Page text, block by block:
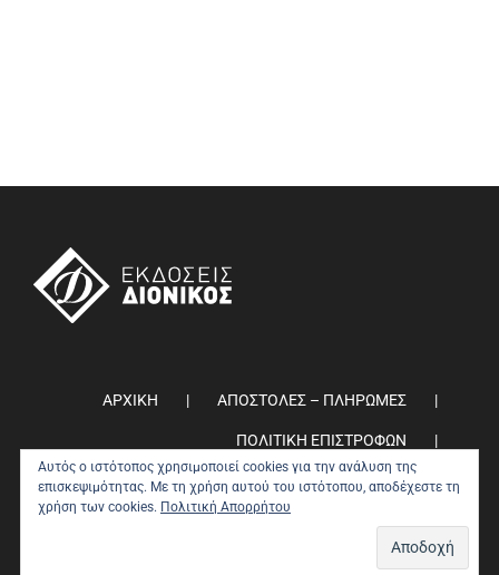
ΑΡΧΙΚΗ ΑΠΟΣΤΟΛΕΣ – ΠΛΗΡΩΜΕΣ
ΠΟΛΙΤΙΚΗ ΕΠΙΣΤΡΟΦΩΝ
ΠΟΛΙΤΙΚΗ ΑΠΟΡΡΗΤΟΥ 0
Αυτός ο ιστότοπος χρησιμοποιεί cookies για την ανάλυση της
επισκεψιμότητας. Με τη χρήση αυτού του ιστότοπου, αποδέχεστε τη
χρήση των cookies. Πολιτική Απορρήτου